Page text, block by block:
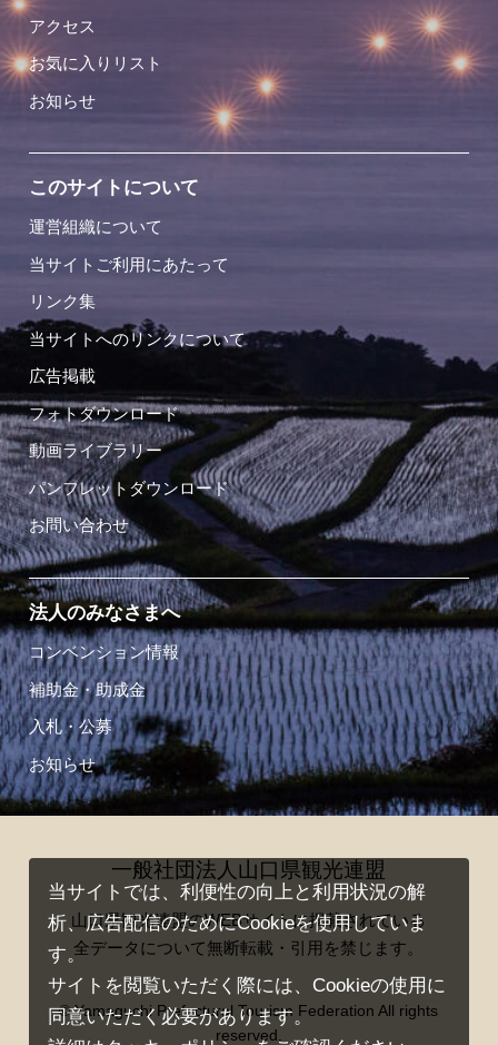
アクセス
お気に入りリスト
お知らせ
このサイトについて
運営組織について
当サイトご利用にあたって
リンク集
当サイトへのリンクについて
広告掲載
フォトダウンロード
動画ライブラリー
パンフレットダウンロード
お問い合わせ
法人のみなさまへ
コンベンション情報
補助金・助成金
入札・公募
お知らせ
一般社団法人山口県観光連盟
山口県観光連盟のWEBサイトに掲載されている
全データについて無断転載・引用を禁じます。
© Yamaguchi Prefectural Tourism Federation All rights
reserved.
当サイトでは、利便性の向上と利用状況の解
析、広告配信のためにCookieを使用していま
す。
サイトを閲覧いただく際には、Cookieの使用に
同意いただく必要があります。